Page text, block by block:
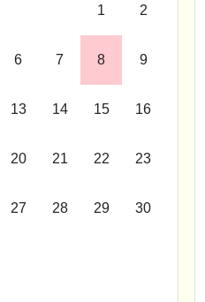
1 2
6 7 8 9
13 14 15 16
20 21 22 23
27 28 29 30